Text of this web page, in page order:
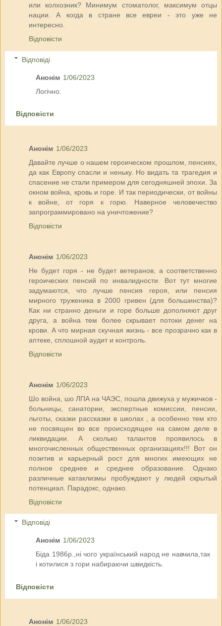
или колхозник? Минимум стоматолог, максимум отцы
нации. А когда в стране все евреи - это уже не
интересно.
Відповісти
Відповіді
Анонім 1/06/2023
Логічно.
Відповісти
Анонім 1/06/2023
Давайте лучше о нашем героическом прошлом, пенсиях,
да как Европу спасли и неньку. Но видать та трагедия и
спасение не стали примером для сегодняшней эпохи. За
окном война, кровь и горе. И так периодически, от войны
к войне, от горя к горю. Наверное человечество
запрограммировано на уничтожение?
Відповісти
Анонім 1/06/2023
Не будет горя - не будет ветеранов, а соответственно
героических пенсий по инвалидности. Вот тут многие
задумаются, что лучше пенсия героя, или пенсия
мирного труженика в 2000 гривен (для большинства)?
Как ни странно деньги и горе больше дополняют друг
друга, а война тем более скрывает потоки денег на
крови. А что мирная скучная жизнь - все прозрачно как в
аптеке, сплошной аудит и контроль.
Відповісти
Анонім 1/06/2023
Шо война, шо ЛПА на ЧАЭС, пошла движуха у мужичков -
больницы, санатории, экспертные комиссии, пенсии,
льготы, сказки рассказки в школах , а особенно тем кто
не посвящен во все происходящее на самом деле в
ликвидации. А сколько талантов проявилось в
многочисленных общественных организациях!!! Вот он
позитив и карьерный рост для многих имеющих не
полное среднее и среднее образование. Однако
различные катаклизмы пробуждают у людей скрытый
потенциал. Парадокс, однако.
Відповісти
Відповіді
Анонім 1/06/2023
Біда 1986р.,ні чого український народ не навчила,так
і котилися з гори набираючи швидкість.
Відповісти
Анонім 1/06/2023